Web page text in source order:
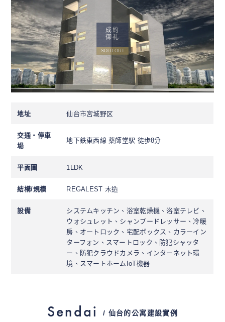
成約
御礼
SOLD OUT
地址 仙台市宮城野区
交通・停車
場
地下鉄東西線 薬師堂駅 徒歩8分
平面圖 1LDK
結構/規模 REGALEST 木造
設備
システムキッチン、浴室乾燥機、浴室テレビ、
ウォシュレット、シャンプードレッサー、冷暖
房、オートロック、宅配ボックス、カラーイン
ターフォン、スマートロック、防犯シャッタ
ー、防犯クラウドカメラ、インターネット環
境、スマートホームIoT機器
Sendai / 仙台的公寓建設實例